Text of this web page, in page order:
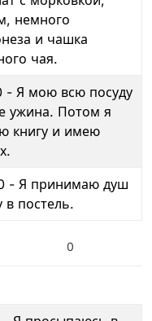
немного
и чашка
чая.
- Я мою всю посуду
ужина. Потом я
книгу и имею
- Я принимаю душ
в постель.
0